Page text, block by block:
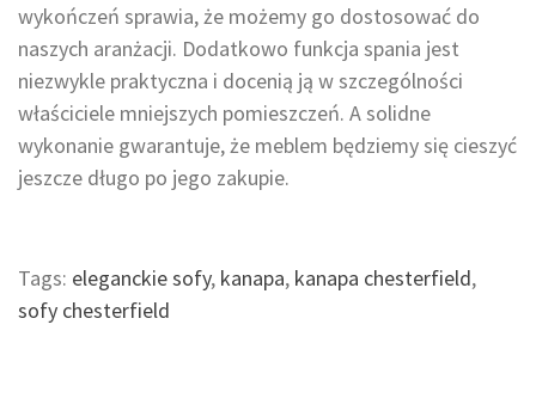
wykończeń sprawia, że możemy go dostosować do
naszych aranżacji. Dodatkowo funkcja spania jest
niezwykle praktyczna i docenią ją w szczególności
właściciele mniejszych pomieszczeń. A solidne
wykonanie gwarantuje, że meblem będziemy się cieszyć
jeszcze długo po jego zakupie.
Tags: eleganckie sofy, kanapa, kanapa chesterfield,
sofy chesterfield